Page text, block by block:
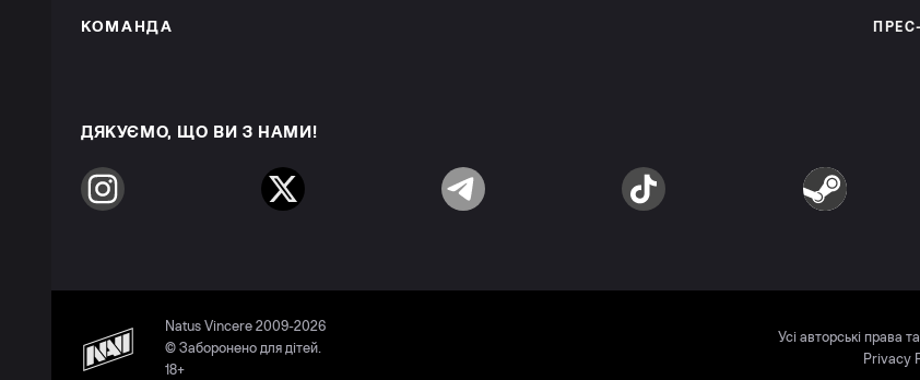
КОМАНДА
ДЯКУЄМО, ЩО ВИ З НАМИ!
Instagram Twitter Telegram TikTok Steam
Natus Vincere 2009-2026
© Заборонено для дітей.
18+
Усі авторські права
Privacy